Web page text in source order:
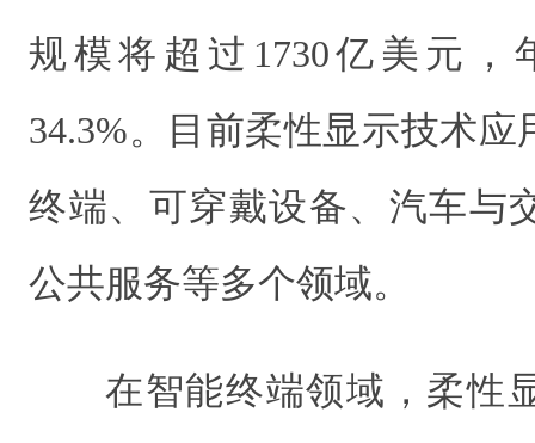
规模将超过1730亿美元，
34.3%。目前柔性显示技术
终端、可穿戴设备、汽车与
公共服务等多个领域。
在智能终端领域，柔性